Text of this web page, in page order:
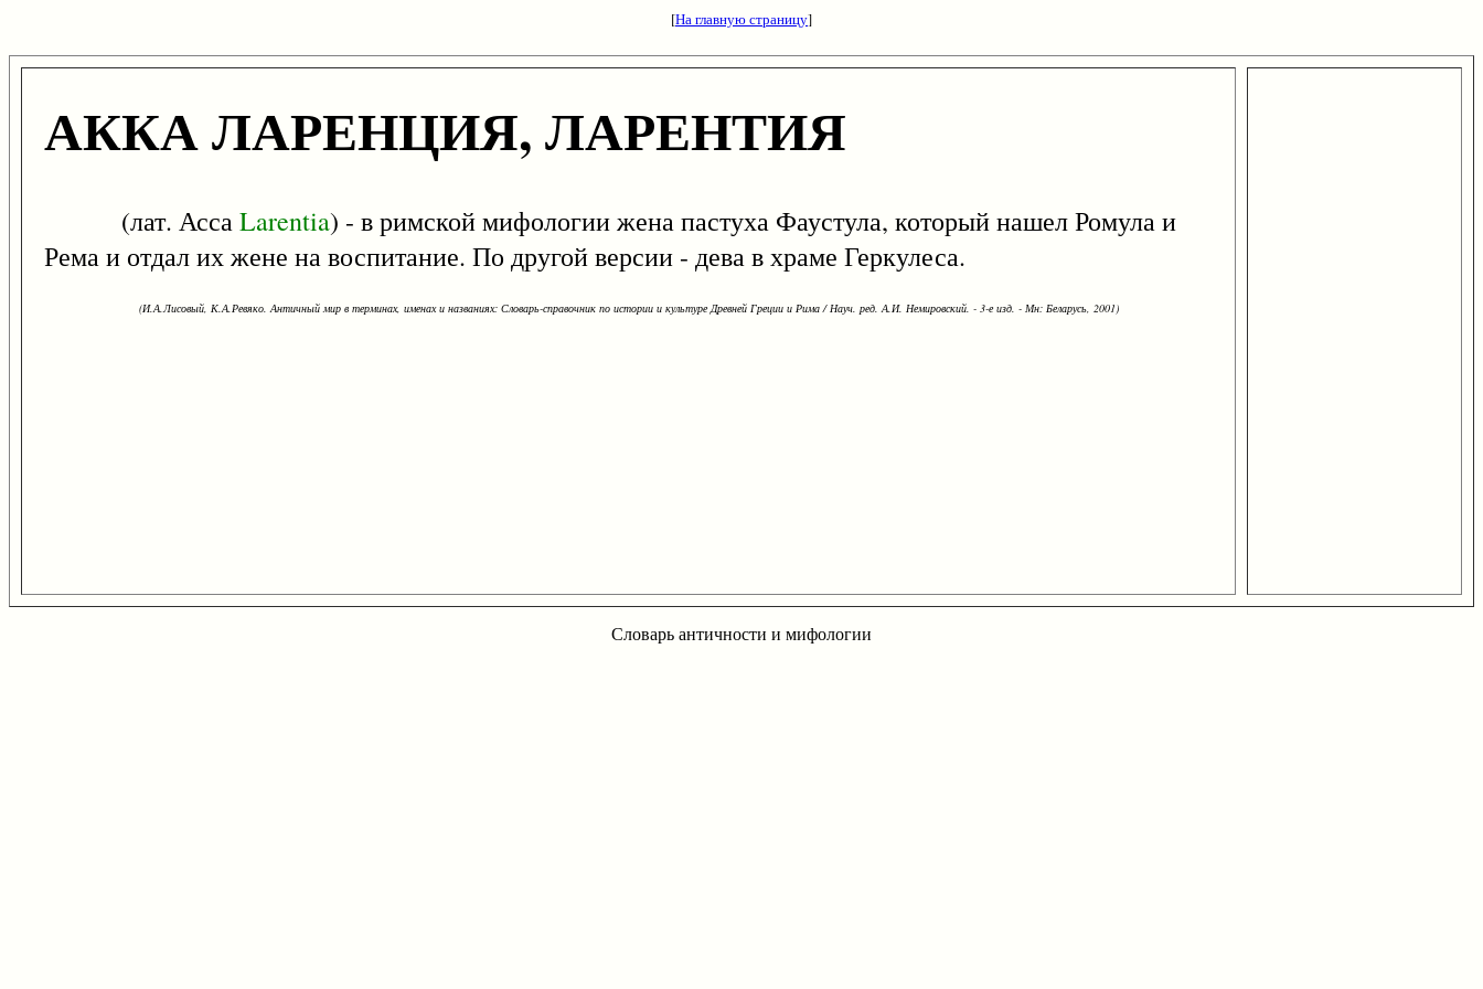
[На главную страницу]
АККА ЛАРЕНЦИЯ, ЛАРЕНТИЯ
(лат. АссаLarentia) - в римской мифологии жена пастуха Фаустула, который нашел Ромула и
Рема и отдал их жене на воспитание. По другой версии - дева в храме Геркулеса.
(И.А.Лисовый, К.А.Ревяко. Античный мир в терминах, именах и названиях: Словарь-справочник по истории и культуре Древней Греции и Рима / Науч. ред. А.И. Немировский. - 3-е изд. - Мн: Беларусь, 2001)
Словарь античности и мифологии